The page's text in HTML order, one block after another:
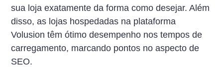
sua loja exatamente da forma como desejar. Além
disso, as lojas hospedadas na plataforma
Volusion têm ótimo desempenho nos tempos de
carregamento, marcando pontos no aspecto de
SEO.